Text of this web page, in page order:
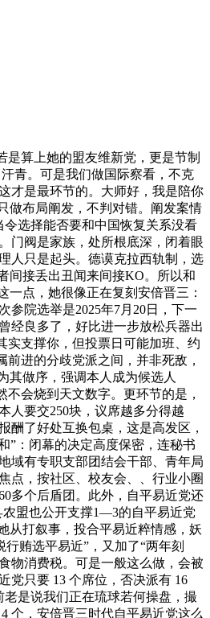
算上她的盟友维新党，更是节制
青。可是我们做国际察看，不克
才是最环节的。大师好，我是陪你
做布局阐发，不判对错。阐发案情
选择能否要和中国恢复关系没看
门阀是家族，处所根底深，闭着眼
人只是起头。德谟克拉西轨制，选
间接丢出丑闻来间接KO。所以和
点，她很像正在复刻安倍晋三：
院选举是2025年7月20日，下一
经良多了，好比进一步放松兵器出
实支撑你，但投票日可能加班、约
进的分歧党派之间，并非死敌，
其做序，强调本人成为候选人
会烧到天文数字。更环节的是，
人要交250块，议席越多分得越
酬了好处互换包桌，这是高发区，
”：闭幕的决定高度保密，连秘书
域有专职支部团结会干部、青年局
点，按社区、校友会、、行业小圈
多个后盾团。此外，自平易近党还
农盟也公开支撑1—3的自平易近党
从打叙事，投合平易近粹情感，妖
贿选平易近”，又加了“两年刻
物消费税。可是一般这么做，会被
党只要 13 个席位，否决派有 16
是说我们正在琉球若何操盘，撮
个，安倍晋三时代自平易近党这么